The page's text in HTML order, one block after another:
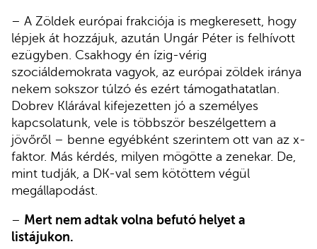
– A Zöldek európai frakciója is megkeresett, hogy
lépjek át hozzájuk, azután Ungár Péter is felhívott
ezügyben. Csakhogy én ízig-vérig
szociáldemokrata vagyok, az európai zöldek iránya
nekem sokszor túlzó és ezért támogathatatlan.
Dobrev Klárával kifejezetten jó a személyes
kapcsolatunk, vele is többször beszélgettem a
jövőről – benne egyébként szerintem ott van az x-
faktor. Más kérdés, milyen mögötte a zenekar. De,
mint tudják, a DK-val sem kötöttem végül
megállapodást.
– Mert nem adtak volna befutó helyet a
listájukon.